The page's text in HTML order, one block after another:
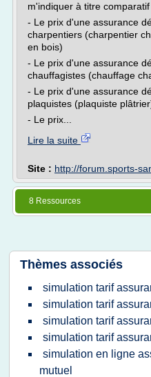
m'indiquer à titre comparatif
- Le prix d'une assurance
charpentiers (charpentier
en bois)
- Le prix d'une assurance
chauffagistes (chauffage
- Le prix d'une assurance
plaquistes (plaquiste
- Le prix...
Lire la suite
Site : http://forum.sports-
8 Ressources
Thèmes associés
simulation tarif
simulation tarif
simulation tarif
simulation tarif
simulation en ligne
mutuel